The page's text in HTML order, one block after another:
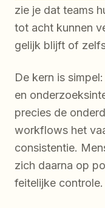
zie je dat teams
tot acht kunnen
gelijk blijft of
De kern is
en
precies de
workflows het
consistentie.
zich daarna op
feitelijke controle.